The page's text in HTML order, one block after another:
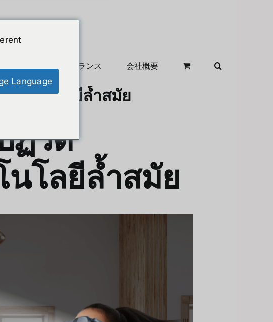
クリアランス 会社概要
เทคโนโลยีล้ำสมัย
ฏิวัติ
นโลยีล้ำสมัย
Language